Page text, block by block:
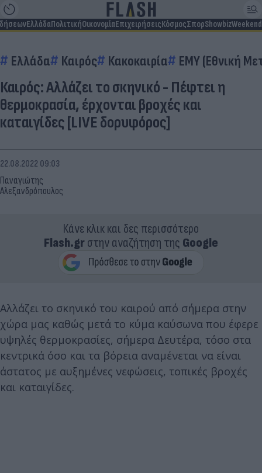
ΕλλάδαΠολιτικήΟικονομίαΕπιχειρήσειςΚόσμοςΣπορShowbizWeekend
Ελλάδα Καιρός Κακοκαιρία EMY (Εθνική
Καιρός: Αλλάζει το σκηνικό - Πέφτει η
θερμοκρασία, έρχονται βροχές και
καταιγίδες [LIVE δορυφόρος]
Παναγιώτης
Αλεξανδρόπουλος
22.08.2022 09:03
Κάνε κλικ και δες περισσότερο
Flash.grστην αναζήτηση της Google
Αλλάζει το σκηνικό του καιρού από σήμερα στην
χώρα μας καθώς μετά το κύμα καύσωνα που έφερε
υψηλές θερμοκρασίες, σήμερα Δευτέρα, τόσο στα
κεντρικά όσο και τα βόρεια αναμένεται να είναι
άστατος με αυξημένες νεφώσεις, τοπικές βροχές
και καταιγίδες.